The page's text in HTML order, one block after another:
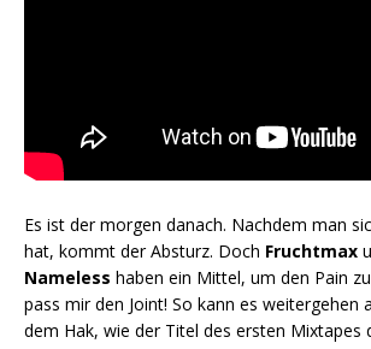
Es ist der morgen danach. Nachdem man
hat, kommt der Absturz. Doch Fruchtmax
Nameless haben ein Mittel, um den Pain
pass mir den Joint! So kann es weitergehen
dem Hak, wie der Titel des ersten Mixtapes